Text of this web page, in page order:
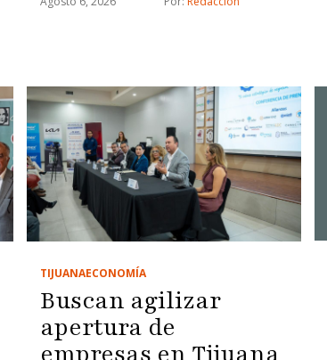
TIJUANAECONOMÍA
Buscan agilizar
apertura de
empresas en Tijuana